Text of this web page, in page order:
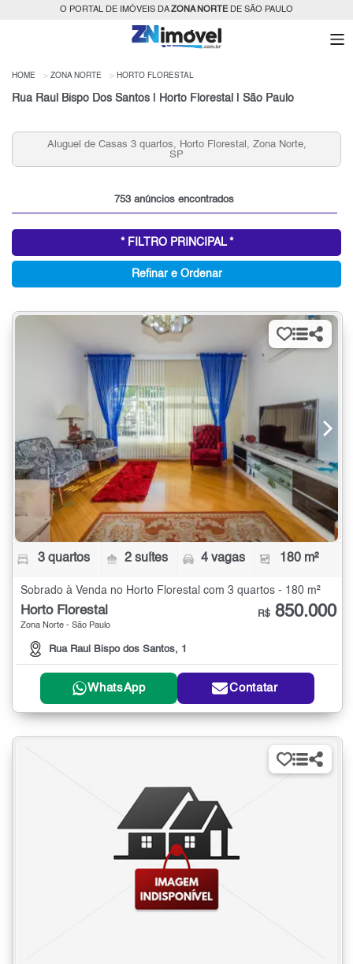
O PORTAL DE IMÓVEIS DAZONA NORTEDE SÃO PAULO
HOME ZONA NORTE HORTO FLORESTAL
Rua Raul Bispo Dos Santos | Horto Florestal | São Paulo
Aluguel de Casas 3 quartos, Horto Florestal, Zona Norte,
SP
753 anúncios encontrados
* FILTRO PRINCIPAL *
Refinar e Ordenar
3 quartos 2 suítes 4 vagas 180 m²
Sobrado à Venda no Horto Florestal com 3 quartos - 180 m²
Horto Florestal
Zona Norte - São Paulo
Rua Raul Bispo dos Santos, 1
R$ 850.000
WhatsApp Contatar